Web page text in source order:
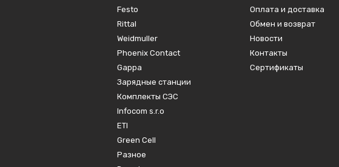
Festo
Rittal
Weidmuller
Phoenix Contact
Gappa
Зарядные станции
Комплекты СЭС
Infocom s.r.o
ETI
Green Cell
Разное
Оплата и доставка
Обмен и возврат
Новости
Контакты
Сертификаты